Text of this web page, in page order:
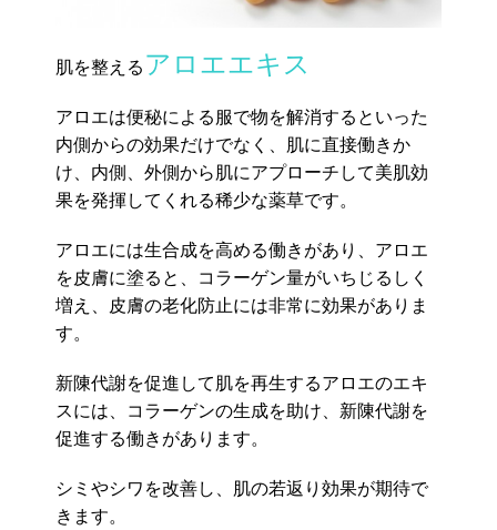
肌を整える アロエエキス
アロエは便秘による服で物を解消するといった
内側からの効果だけでなく、肌に直接働きか
け、内側、外側から肌にアプローチして美肌効
果を発揮してくれる稀少な薬草です。
アロエには生合成を高める働きがあり、アロエ
を皮膚に塗ると、コラーゲン量がいちじるしく
増え、皮膚の老化防止には非常に効果がありま
す。
新陳代謝を促進して肌を再生するアロエのエキ
スには、コラーゲンの生成を助け、新陳代謝を
促進する働きがあります。
シミやシワを改善し、肌の若返り効果が期待で
きます。